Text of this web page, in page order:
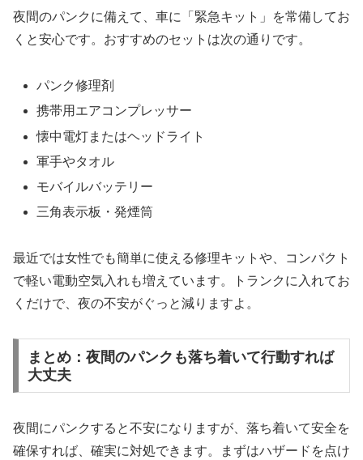
夜間のパンクに備えて、車に「緊急キット」を常備してお
くと安心です。おすすめのセットは次の通りです。
パンク修理剤
携帯用エアコンプレッサー
懐中電灯またはヘッドライト
軍手やタオル
モバイルバッテリー
三角表示板・発煙筒
最近では女性でも簡単に使える修理キットや、コンパクト
で軽い電動空気入れも増えています。トランクに入れてお
くだけで、夜の不安がぐっと減りますよ。
まとめ：夜間のパンクも落ち着いて行動すれば
大丈夫
夜間にパンクすると不安になりますが、落ち着いて安全を
確保すれば、確実に対処できます。まずはハザードを点け